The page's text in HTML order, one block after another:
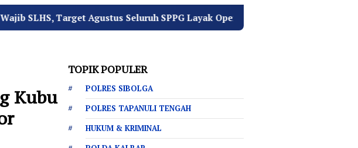
Seluruh SPPG Layak Operasi 4 Pemuda Bungur Raya Bulatkan
Kubu
TOPIK POPULER
POLRES SIBOLGA
POLRES TAPANULI TENGAH
HUKUM & KRIMINAL